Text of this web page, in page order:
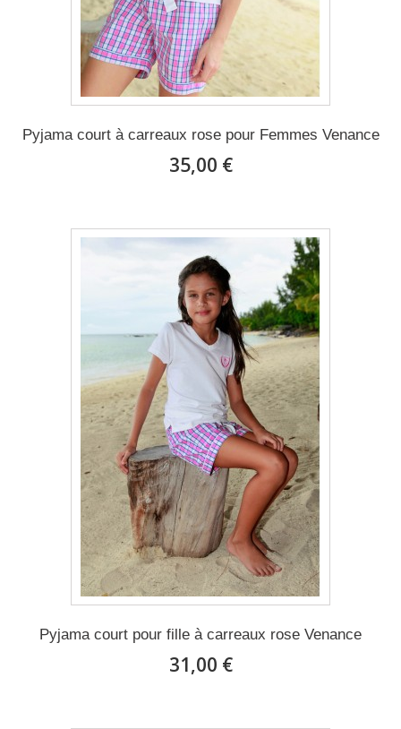
Pyjama court à carreaux rose pour Femmes Venance
35,00 €
Pyjama court pour fille à carreaux rose Venance
31,00 €